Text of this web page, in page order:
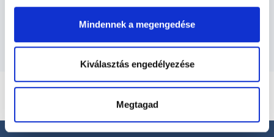
Mindennek a megengedése
Kiválasztás engedélyezése
Megtagad